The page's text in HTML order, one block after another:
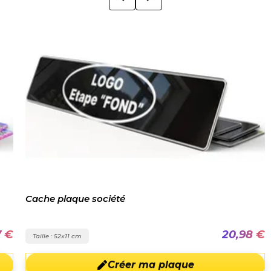
€
Cache plaque société
Taille : 52x11 cm 20,98 €
Créer ma plaque